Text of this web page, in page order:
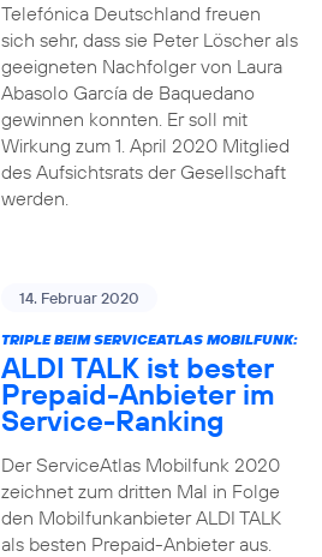
Telefónica Deutschland freuen
sich sehr, dass sie Peter Löscher als
geeigneten Nachfolger von Laura
Abasolo García de Baquedano
gewinnen konnten. Er soll mit
Wirkung zum 1. April 2020 Mitglied
des Aufsichtsrats der Gesellschaft
werden.
14. Februar 2020
TRIPLE BEIM SERVICEATLAS MOBILFUNK:
ALDI TALK ist bester
Prepaid-Anbieter im
Service-Ranking
Der ServiceAtlas Mobilfunk 2020
zeichnet zum dritten Mal in Folge
den Mobilfunkanbieter ALDI TALK
als besten Prepaid-Anbieter aus.